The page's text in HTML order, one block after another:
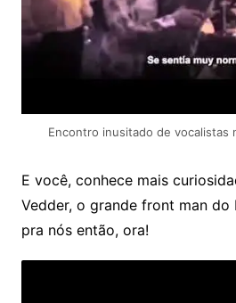
Encontro inusitado de vocalistas
E você, conhece mais
Vedder, o grande front man do
pra nós então, ora!